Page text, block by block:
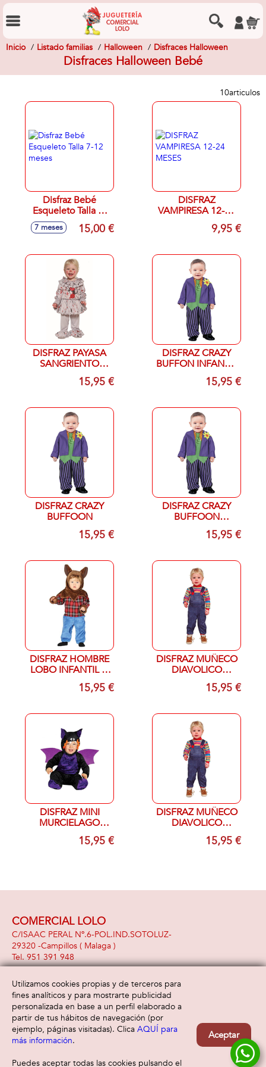
Inicio Listado familias Halloween Disfraces Halloween
Disfraces Halloween Bebé
10articulos
Disfraz Bebé
Esqueleto Talla 7-
12 meses
7 meses 15,00 €
DISFRAZ
VAMPIRESA 12-24
9,95 €
DISFRAZ PAYASA
SANGRIENTO
INFANTIL T- 2/3
AÑOS15,95 €
DISFRAZ CRAZY
BUFFON INFANTIL
T- 12/18 MESES
15,95 €
DISFRAZ CRAZY
BUFFOON
15,95 €
DISFRAZ CRAZY
BUFFOON
INFANTIL T- 2/3
AÑOS15,95 €
DISFRAZ HOMBRE
LOBO INFANTIL T-
12/24 MESES15,95 €
DISFRAZ MUÑECO
DIAVOLICO
INFANTIL T- 12/18
MESES15,95 €
DISFRAZ MINI
MURCIELAGO
INFANTIL T- 12/18
MESES15,95 €
DISFRAZ MUÑECO
DIAVOLICO
INFANTIL T- 18/24
MESES15,95 €
COMERCIAL LOLO
C/ISAAC PERAL Nº.6-POL.IND.SOTOLUZ-
29320 -Campillos ( Malaga )
951 391 948
Información
Aviso legal
Política de privacidad
Política de cookies
Atención al cliente
Envío y devolución
Contacto
Utilizamos cookies propias y de terceros para
fines analíticos y para mostrarte publicidad
personalizada en base a un perfil elaborado a
partir de tus hábitos de navegación (por
ejemplo, páginas visitadas). Clica AQUÍ para
más información.
Puedes aceptar todas las cookies pulsando el
Aceptar